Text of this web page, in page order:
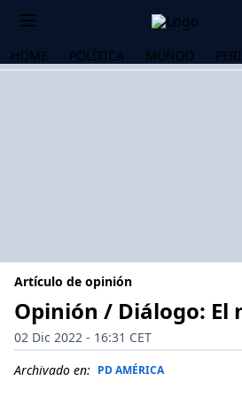
HOME POLÍTICA MUNDO
Artículo de opinión
Opinión / Diálogo: El
02 Dic 2022 - 16:31 CET
Archivado en: PD AMÉRICA